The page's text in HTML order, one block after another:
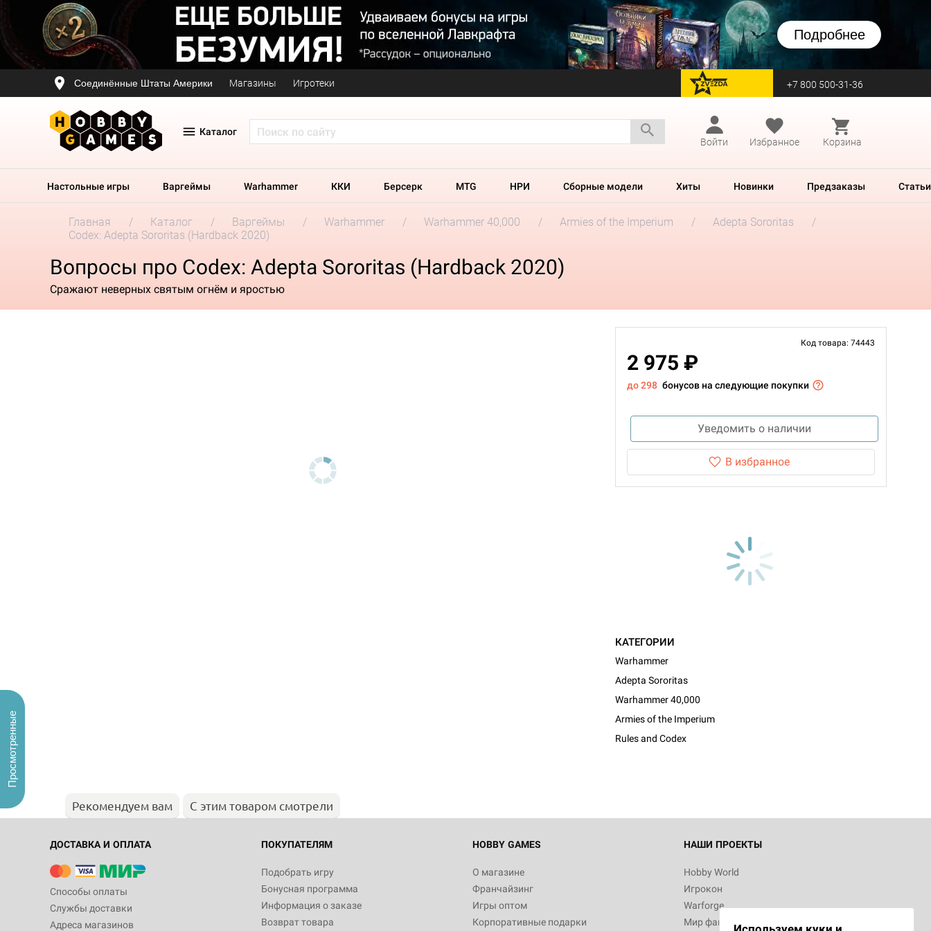
Подробнее
Соединённые Штаты Америки Магазины Игротеки перейти на Zvezda +7 800 500-31-36
Каталог
Войти
Избранное Корзина
Настольные игры Варгеймы Warhammer ККИ Берсерк MTG НРИ Сборные модели Хиты Новинки Предзаказы Статьи
Главная Каталог Варгеймы Warhammer Warhammer 40,000 Armies of the Imperium
Adepta Sororitas
Codex: Adepta Sororitas (Hardback 2020)
Вопросы про Codex: Adepta Sororitas (Hardback 2020)
Сражают неверных святым огнём и яростью
Код товара: 74443
2 975 ₽
до 298 бонусов на следующие покупки
Уведомить о наличии
В избранное
КАТЕГОРИИ
Warhammer
Adepta Sororitas
Warhammer 40,000
Armies of the Imperium
Rules and Codex
Рекомендуем вам С этим товаром смотрели
ДОСТАВКА И ОПЛАТА
Способы оплаты
Службы доставки
Адреса магазинов
ПОКУПАТЕЛЯМ
Подобрать игру
Бонусная программа
Информация о заказе
Возврат товара
HOBBY GAMES
О магазине
Франчайзинг
Игры оптом
Корпоративные подарки
НАШИ ПРОЕКТЫ
Hobby World
Игрокон
Warforge
Мир фантастики
Просмотренные
Настольная игра Hobby World Журнал
"Мир фантастики. Спецвыпуск: Братья
империи: Боевая тревога
799
Настольная игра Hobby World Сумерки
империи. Четвёртая редакция: Грозовой
Рубеж